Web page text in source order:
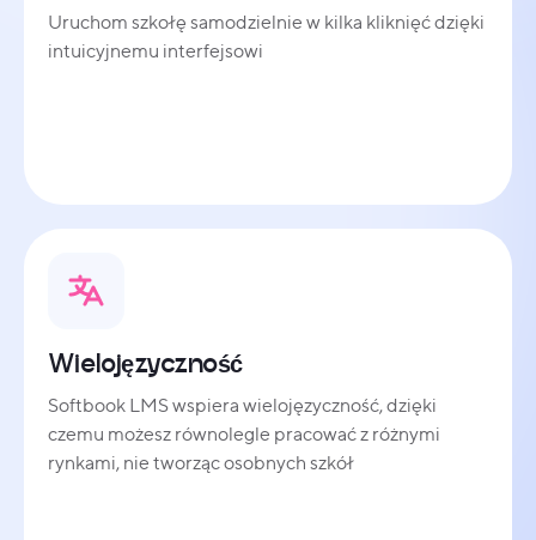
Uruchom szkołę samodzielnie w kilka kliknięć dzięki
intuicyjnemu interfejsowi
Wielojęzyczność
Softbook LMS wspiera wielojęzyczność, dzięki
czemu możesz równolegle pracować z różnymi
rynkami, nie tworząc osobnych szkół